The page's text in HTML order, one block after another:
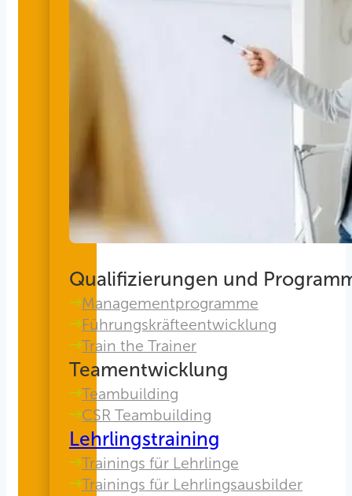
Qualifizierungen und
Managementprogramme
Führungskräfteentwicklung
Train the Trainer
Teamentwicklung
Teambuilding
CSR Teambuilding
Lehrlingstraining
Trainings für Lehrlinge
Trainings für Lehrlingsausbilder